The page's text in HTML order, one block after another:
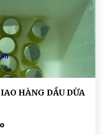
HÀNG DẦU DỪA